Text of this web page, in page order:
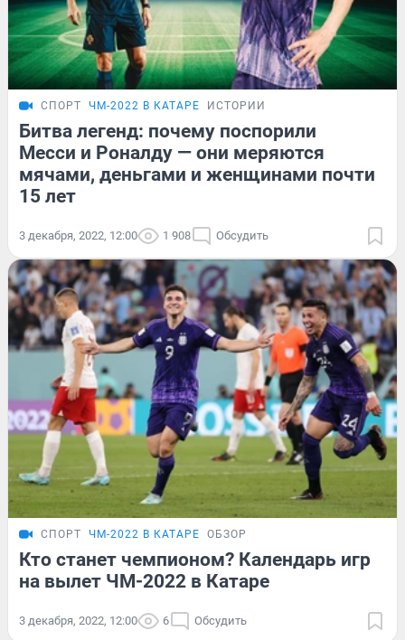
СПОРТ ЧМ-2022 В КАТАРЕ ИСТОРИИ
Битва легенд: почему поспорили
Месси и Роналду — они меряются
мячами, деньгами и женщинами почти
15 лет
3 декабря, 2022, 12:00 1 908 Обсудить
СПОРТ ЧМ-2022 В КАТАРЕ ОБЗОР
Кто станет чемпионом? Календарь игр
на вылет ЧМ-2022 в Катаре
3 декабря, 2022, 12:00 6 Обсудить